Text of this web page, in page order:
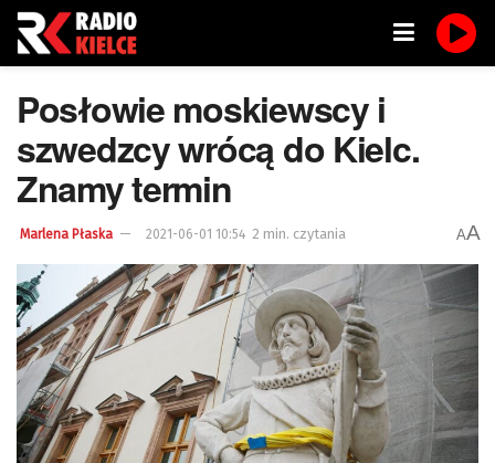
Posłowie moskiewscy i
szwedzcy wrócą do Kielc.
Znamy termin
Marlena Płaska 2021-06-01 10:54 2 min. czytania AA